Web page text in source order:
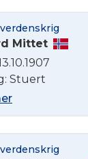
Mittet
Stuert